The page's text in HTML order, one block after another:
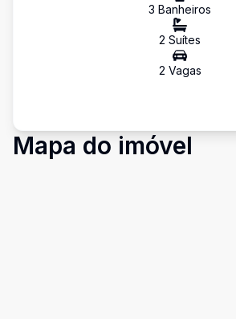
3 Banheiros
2 Suítes
2 Vagas
Mapa do imóvel